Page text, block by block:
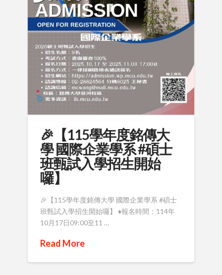
🎉【115學年度銘傳大
學 國際企業學系 #碩士
班甄試入學招生開始
囉】
🎉【115學年度銘傳大學 國際企業學系 #碩士
班甄試入學招生開始囉】 ♦️報名時間：114年
10月17日09:00至11 …
Read More